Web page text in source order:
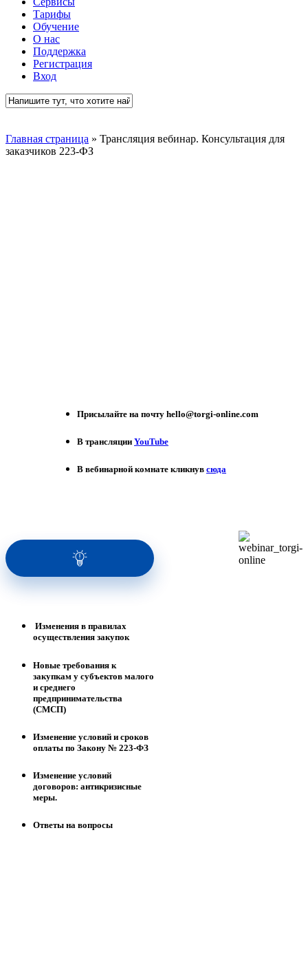
Тарифы
Обучение
О нас
Поддержка
Регистрация
Вход
Главная страница » Трансляция вебинар. Консультация для
заказчиков 223-ФЗ
Присылайте на почту hello@torgi-online.com
В трансляции YouTube
В вебинарной комнате кликнув сюда
Изменения в правилах
осуществления закупок
Новые требования к
закупкам у субъектов малого
и среднего
предпринимательства
(СМСП)
Изменение условий и сроков
оплаты по Закону № 223-ФЗ
Изменение условий
договоров: антикризисные
меры.
Ответы на вопросы